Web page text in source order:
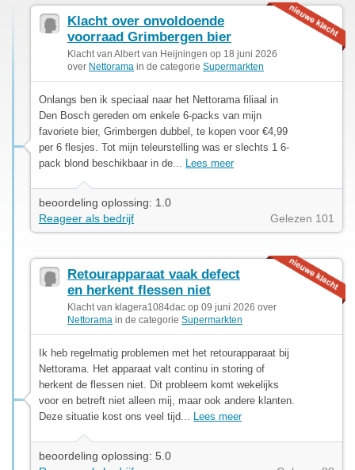
Klacht over onvoldoende
voorraad Grimbergen bier
Klacht van Albert van Heijningen op 18 juni 2026
over Nettorama in de categorie Supermarkten
Onlangs ben ik speciaal naar het Nettorama filiaal in
Den Bosch gereden om enkele 6-packs van mijn
favoriete bier, Grimbergen dubbel, te kopen voor €4,99
per 6 flesjes. Tot mijn teleurstelling was er slechts 1 6-
pack blond beschikbaar in de... Lees meer
beoordeling oplossing: 1.0
Reageer als bedrijf
Gelezen 101
Retourapparaat vaak defect
en herkent flessen niet
Klacht van klagera1084dac op 09 juni 2026 over
Nettorama in de categorie Supermarkten
Ik heb regelmatig problemen met het retourapparaat bij
Nettorama. Het apparaat valt continu in storing of
herkent de flessen niet. Dit probleem komt wekelijks
voor en betreft niet alleen mij, maar ook andere klanten.
Deze situatie kost ons veel tijd... Lees meer
beoordeling oplossing: 5.0